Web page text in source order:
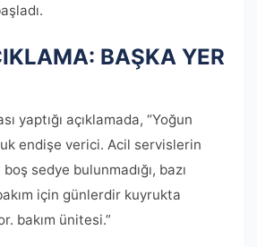
BAŞKA YER
yaptığı açıklamada, “Yoğun
endişe verici. Acil servislerin
boş sedye bulunmadığı, bazı
için günlerdir kuyrukta
bakım ünitesi.”